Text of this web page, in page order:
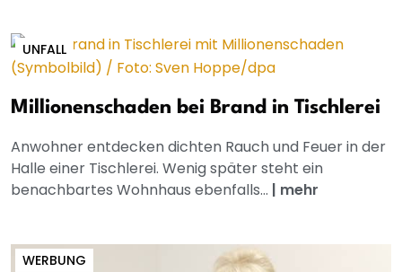
UNFALL
Millionenschaden bei Brand in Tischlerei
Anwohner entdecken dichten Rauch und Feuer in der
Halle einer Tischlerei. Wenig später steht ein
benachbartes Wohnhaus ebenfalls... | mehr
WERBUNG